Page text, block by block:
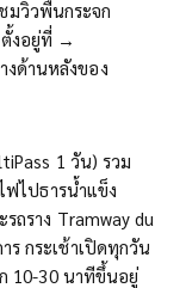
มวิวพื้นกระจก
ตั้งอยู่ที่ →
งด้านหลังของ
1 วัน) รวม
ฟไปธารน้ำแข็ง
ถราง Tramway du
ร กระเช้าเปิดทุกวัน
10-30 นาทีขึ้นอยู่